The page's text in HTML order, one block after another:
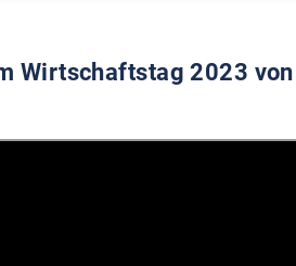
Wirtschaftstag 2023